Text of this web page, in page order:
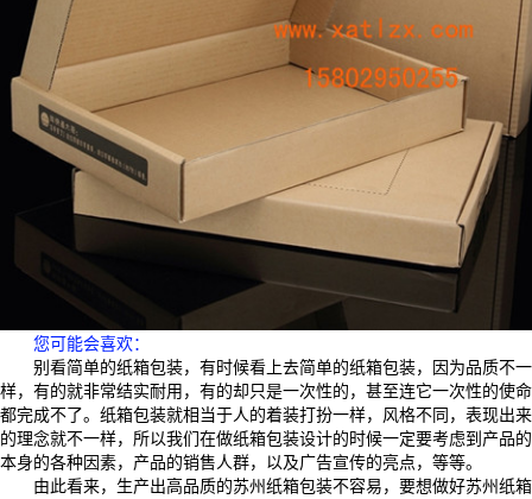
您可能会喜欢：
别看简单的纸箱包装，有时候看上去简单的纸箱包装，因为品质不一
样，有的就非常结实耐用，有的却只是一次性的，甚至连它一次性的使命
都完成不了。纸箱包装就相当于人的着装打扮一样，风格不同，表现出来
的理念就不一样，所以我们在做纸箱包装设计的时候一定要考虑到产品的
本身的各种因素，产品的销售人群，以及广告宣传的亮点，等等。
由此看来，生产出高品质的苏州纸箱包装不容易，要想做好苏州纸箱